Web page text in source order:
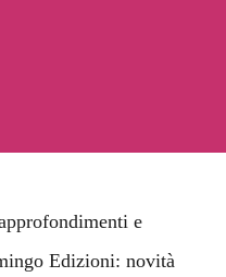
e
Edizioni: novità